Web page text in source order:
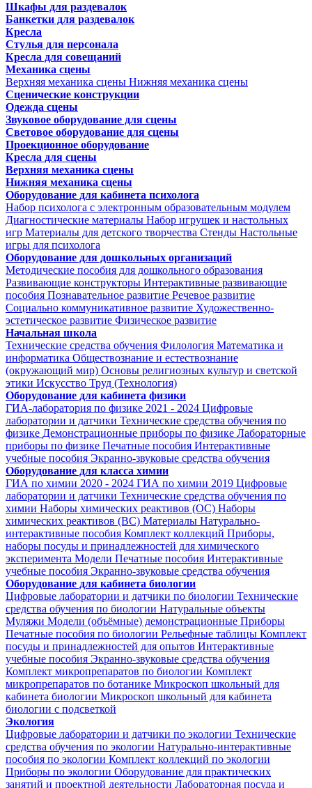
Шкафы для раздевалок
Банкетки для раздевалок
Кресла
Стулья для персонала
Кресла для совещаний
Механика сцены
Верхняя механика сцены Нижняя механика сцены
Сценические конструкции
Одежда сцены
Звуковое оборудование для сцены
Световое оборудование для сцены
Проекционное оборудование
Кресла для сцены
Верхняя механика сцены
Нижняя механика сцены
Оборудование для кабинета психолога
Набор психолога с электронным образовательным модулем
Диагностические материалы Набор игрушек и настольных
игр Материалы для детского творчества Стенды Настольные
игры для психолога
Оборудование для дошкольных организаций
Методические пособия для дошкольного образования
Развивающие конструкторы Интерактивные развивающие
пособия Познавательное развитие Речевое развитие
Социально коммуникативное развитие Художественно-
эстетическое развитие Физическое развитие
Начальная школа
Технические средства обучения Филология Математика и
информатика Обществознание и естествознание
(окружающий мир) Основы религиозных культур и светской
этики Искусство Труд (Технология)
Оборудование для кабинета физики
ГИА-лаборатория по физике 2021 - 2024 Цифровые
лаборатории и датчики Технические средства обучения по
физике Демонстрационные приборы по физике Лабораторные
приборы по физике Печатные пособия Интерактивные
учебные пособия Экранно-звуковые средства обучения
Оборудование для класса химии
ГИА по химии 2020 - 2024 ГИА по химии 2019 Цифровые
лаборатории и датчики Технические средства обучения по
химии Наборы химических реактивов (ОС) Наборы
химических реактивов (ВС) Материалы Натурально-
интерактивные пособия Комплект коллекций Приборы,
наборы посуды и принадлежностей для химического
эксперимента Модели Печатные пособия Интерактивные
учебные пособия Экранно-звуковые средства обучения
Оборудование для кабинета биологии
Цифровые лаборатории и датчики по биологии Технические
средства обучения по биологии Натуральные объекты
Муляжи Модели (объёмные) демонстрационные Приборы
Печатные пособия по биологии Рельефные таблицы Комплект
посуды и принадлежностей для опытов Интерактивные
учебные пособия Экранно-звуковые средства обучения
Комплект микропрепаратов по биологии Комплект
микропрепаратов по ботанике Микроскоп школьный для
кабинета биологии Микроскоп школьный для кабинета
биологии с подсветкой
Экология
Цифровые лаборатории и датчики по экологии Технические
средства обучения по экологии Натурально-интерактивные
пособия по экологии Комплект коллекций по экологии
Приборы по экологии Оборудование для практических
занятий и проектной деятельности Лабораторная посуда и